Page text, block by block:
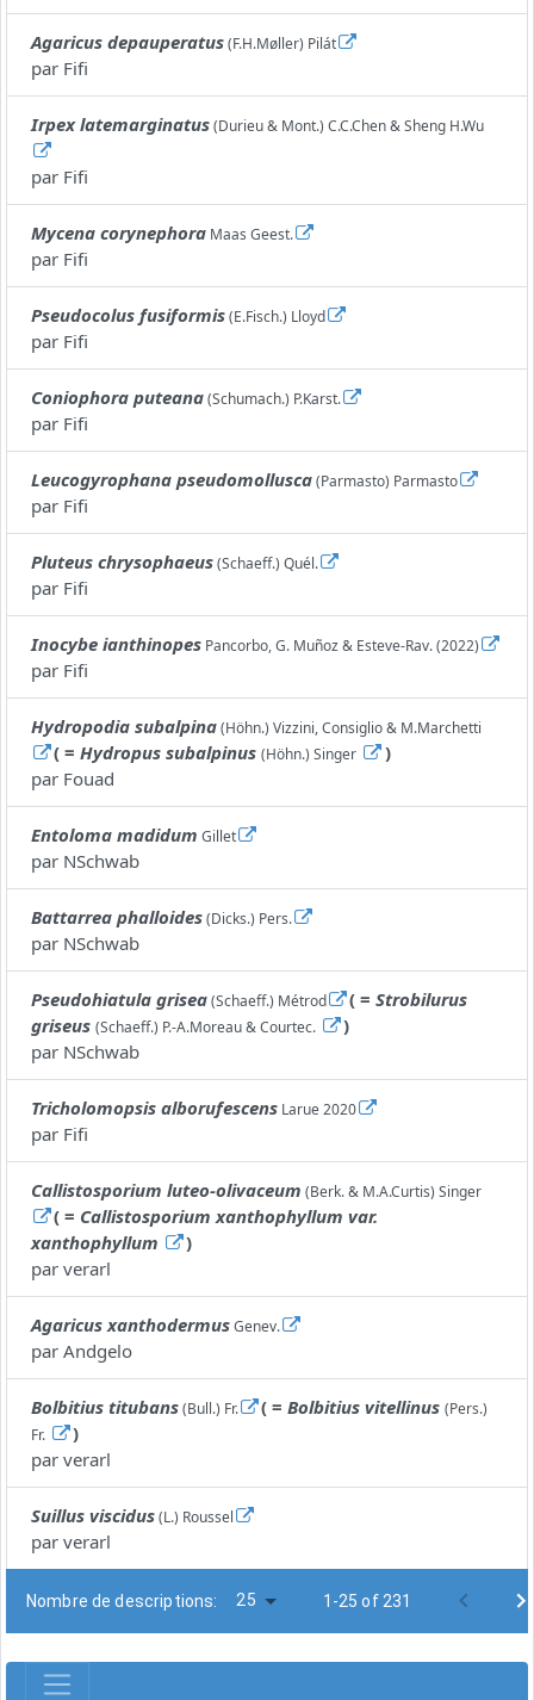
Agaricus depauperatus(F.H.Møller) Pilát
par Fifi
Irpex latemarginatus(Durieu & Mont.) C.C.Chen & Sheng H.Wu
par Fifi
Mycena corynephora Maas Geest.
par Fifi
Pseudocolus fusiformis(E.Fisch.) Lloyd
par Fifi
Coniophora puteana(Schumach.) P.Karst.
par Fifi
Leucogyrophana pseudomollusca(Parmasto) Parmasto
par Fifi
Pluteus chrysophaeus(Schaeff.) Quél.
par Fifi
Inocybe ianthinopes Pancorbo, G. Muñoz & Esteve-Rav. (2022)
par Fifi
Hydropodia subalpina(Höhn.) Vizzini, Consiglio & M.Marchetti
( =Hydropus subalpinus (Höhn.) Singer
)
par Fouad
Entoloma madidum Gillet
par NSchwab
Battarrea phalloides(Dicks.) Pers.
par NSchwab
Pseudohiatula grisea(Schaeff.) Métrod ( =Strobilurus
griseus (Schaeff.) P.-A.Moreau & Courtec.
)
par NSchwab
Tricholomopsis alborufescens Larue 2020
par Fifi
Callistosporium luteo-olivaceum (Berk. & M.A.Curtis) Singer
( = Callistosporium xanthophyllum var.
xanthophyllum
)
par verarl
Agaricus xanthodermusGenev.
par Andgelo
Bolbitius titubans(Bull.) Fr. ( =Bolbitius vitellinus (Pers.)
Fr.
)
par verarl
Suillus viscidus(L.) Roussel
par verarl
Nombre de descriptions: 25 1-25 of 231